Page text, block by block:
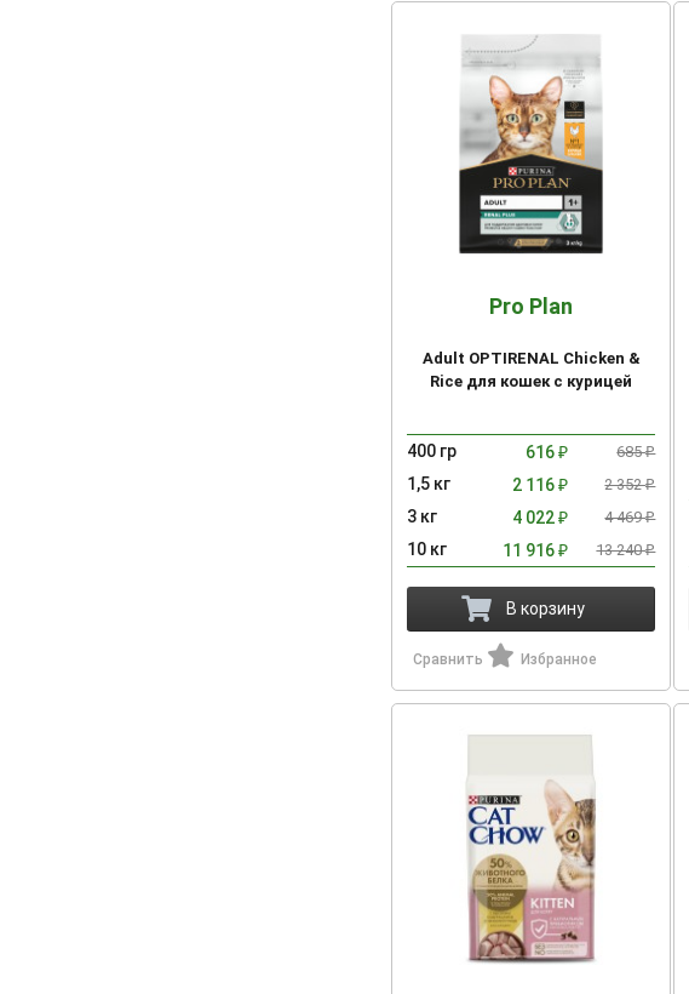
Pro Plan
Adult OPTIRENAL Chicken &
Rice для кошек с курицей
400 гр 616₽ 685₽
1,5 кг 2 116₽ 2 352₽
3 кг 4 022₽ 4 469₽
10 кг 11 916₽ 13 240₽
В корзину
Сравнить Избранное